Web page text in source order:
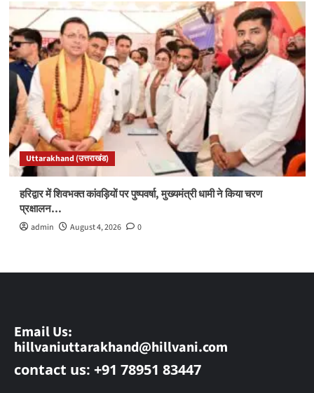
Uttarakhand (उत्तराखंड)
हरिद्वार में शिवभक्त कांवड़ियों पर पुष्पवर्षा, मुख्यमंत्री धामी ने किया चरण
प्रक्षालन…
admin August 4, 2026 0
Email Us:
hillvaniuttarakhand@hillvani.com
contact us: +91 78951 83447